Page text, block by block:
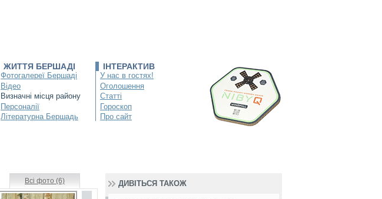
ЖИТТЯ БЕРШАДІ
Фотогалереї Бершаді
Відео
Визначні місця району
Персоналії
Літературна Бершадь
ІНТЕРАКТИВ
У нас в гостях!
Оголошення
Статті
Гороскоп
Про сайт
Всі фото (6) ДИВІТЬСЯ ТАКОЖ